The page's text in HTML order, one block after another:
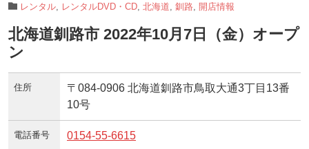
レンタル
レンタルDVD・CD 北海道 釧路 開店情報
北海道釧路市 2022年10月7日（金）オープ
ン
住所
〒084-0906 北海道釧路市鳥取大通3丁目13番
10号
電話番号 0154-55-6615